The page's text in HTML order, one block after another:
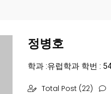
정병호
학과 :유럽학과 학번 :
Total Post (22)